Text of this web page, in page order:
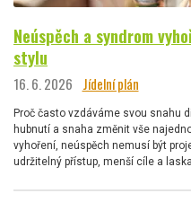
Neúspěch a syndrom
stylu
16. 6. 2026 Jídelní plán
Proč často vzdáváme svou snahu
hubnutí a snaha změnit vše
vyhoření, neúspěch nemusí být
udržitelný přístup, menší cíle a